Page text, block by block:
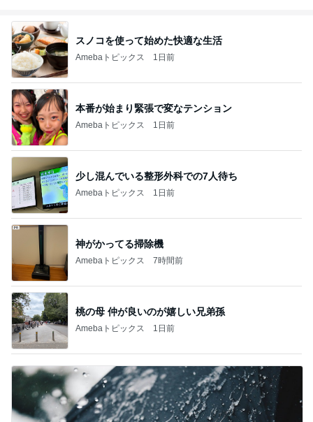
スノコを使って始めた快適な生活
Amebaトピックス 1日前
本番が始まり緊張で変なテンション
Amebaトピックス 1日前
少し混んでいる整形外科での7人待ち
Amebaトピックス 1日前
神がかってる掃除機
Amebaトピックス 7時間前
桃の母 仲が良いのが嬉しい兄弟孫
Amebaトピックス 1日前